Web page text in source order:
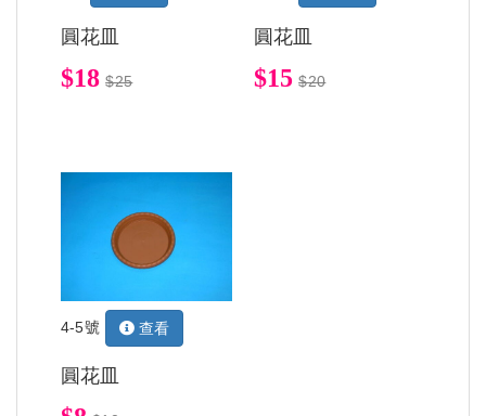
圓花皿
$18 $25
圓花皿
$15 $20
4-5號 查看
圓花皿